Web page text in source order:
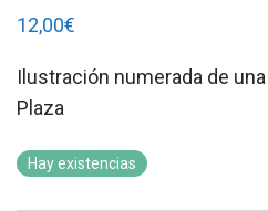
12,00€
Ilustración numerada de
Plaza
Hay existencias